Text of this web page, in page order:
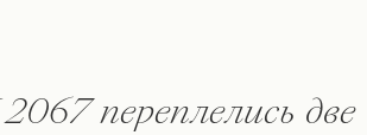
переплелись две